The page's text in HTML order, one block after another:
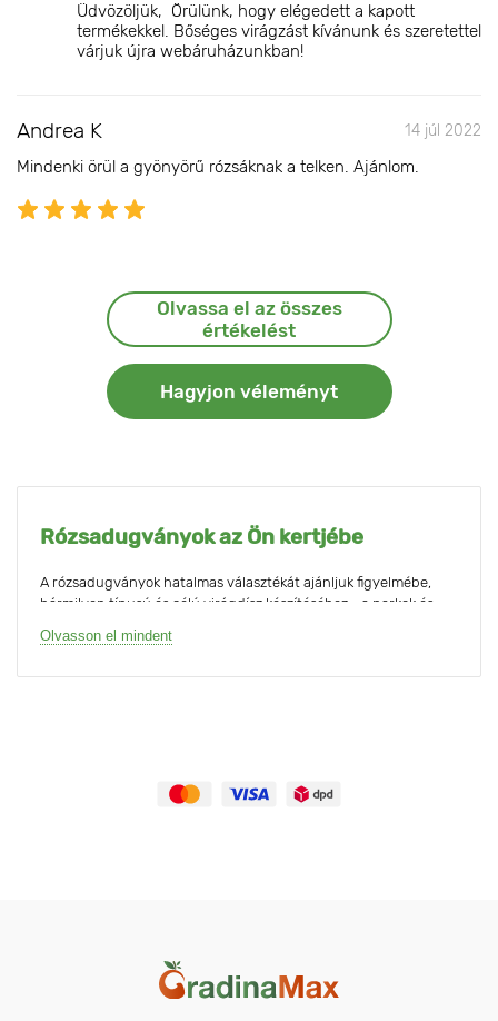
Üdvözöljük, Örülünk, hogy elégedett a kapott
termékekkel. Bőséges virágzást kívánunk és szeretettel
várjuk újra webáruházunkban!
Andrea K 14 júl 2022
Mindenki örül a gyönyörű rózsáknak a telken. Ajánlom.
Olvassa el az összes
értékelést
Hagyjon véleményt
Rózsadugványok az Ön kertjébe
A rózsadugványok hatalmas választékát ajánljuk figyelmébe,
bármilyen típusú és célú virágdísz készítéséhez - a parkok és
kiszáradásának, állapotromlásának veszélyét. A címkézés
katalógusban
A GradinaMax katalógusban a rózsadugványok külön rovatba
Olvasson el mindent